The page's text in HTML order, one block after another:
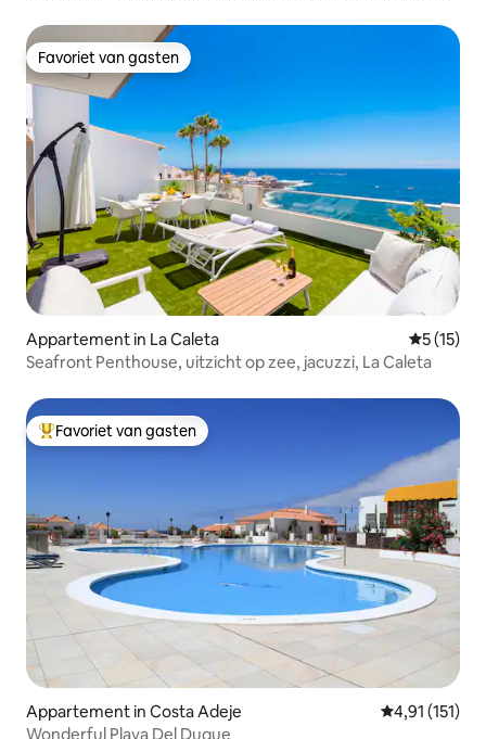
Favoriet van gasten
Favoriet van gasten
Appartement in La Caleta
5 (15)
Seafront Penthouse, uitzicht op zee, jacuzzi, La Caleta
Topfavoriet van gasten
Favoriet van gasten
Appartement in Costa Adeje Gemiddelde
4,91 (151)
Wonderful Playa Del Duque